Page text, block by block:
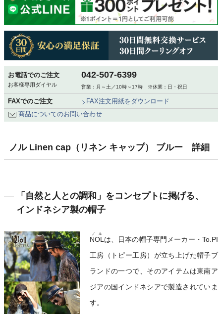
お電話でのご注文
お客様専用ダイヤル
042-507-6399
営業：月～土／10時～17時 ※休業：日・祝日
FAXでのご注文
FAX注文用紙をダウンロード
商品についてのお問い合わせ
ノル Linen cap（リネン キャップ） ブルー 詳細
「自然と人との調和」をコンセプトに掲げる、
インドネシア製の帽子
NOL
ノル
は、日本の帽子専門メーカー・To.PI
工房（トピー工房）が立ち上げた帽子ブ
ランドの一つで、そのアイテムは東南ア
ジアの国インドネシアで製造されていま
す。